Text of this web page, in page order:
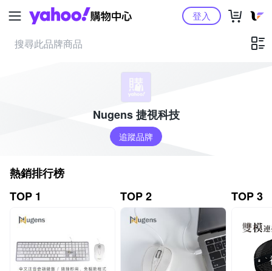
Yahoo購物中心登入
Nugens 捷視科技
追蹤品牌
熱銷排行榜
TOP 1
TOP 2 TOP 3